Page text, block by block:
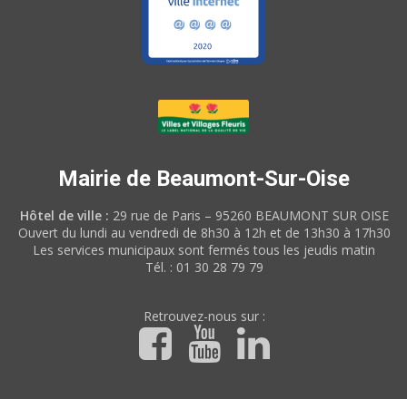
Mairie de Beaumont-Sur-Oise
Hôtel de ville : 29 rue de Paris – 95260 BEAUMONT SUR OISE
Ouvert du lundi au vendredi de 8h30 à 12h et de 13h30 à 17h30
Les services municipaux sont fermés tous les jeudis matin
Tél. : 01 30 28 79 79
Retrouvez-nous sur :